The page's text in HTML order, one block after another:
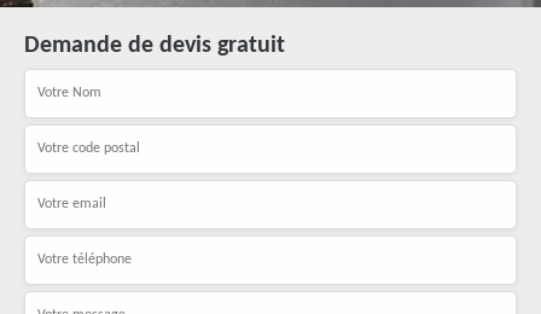
Demande de devis gratuit